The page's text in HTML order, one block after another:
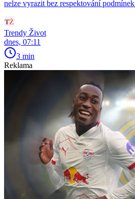
nelze vyrazit bez respektování
Trendy Život
dnes, 07:11
3 min
Reklama